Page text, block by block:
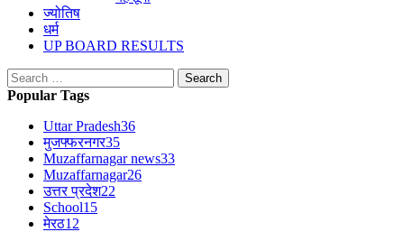
ज्योतिष
धर्म
UP BOARD RESULTS
Search
for:
Popular Tags
Uttar Pradesh36
मुजफ्फरनगर35
Muzaffarnagar news33
Muzaffarnagar26
उत्तर प्रदेश22
School15
मेरठ12